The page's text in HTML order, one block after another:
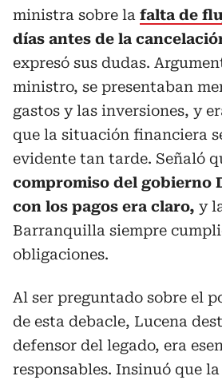
ministra sobre la falta de
días antes de la
expresó sus dudas.
ministro, se presentaban
gastos y las inversiones, y
que la situación financiera
evidente tan tarde. Señaló
compromiso del gobierno
con los pagos era claro, y
Barranquilla siempre
obligaciones.
Al ser preguntado sobre el
de esta debacle, Lucena
defensor del legado, era
responsables. Insinuó que